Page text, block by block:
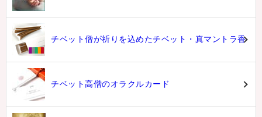
チベット僧が祈りを込めたチベット・真マントラ香
チベット高僧のオラクルカード